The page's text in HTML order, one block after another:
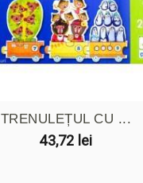
TRENULEȚUL CU ...
43,72 lei